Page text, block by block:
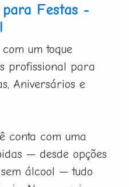
Festas -
um toque
profissional para
Aniversários e
conta com uma
— desde opções
álcool — tudo